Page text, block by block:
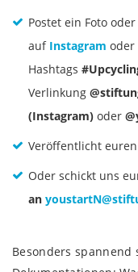
Postet ein Foto
auf Instagram oder
Hashtags
Verlinkung
(Instagram) oder
Veröffentlicht
Oder schickt uns
an youstartN@
Besonders spannend